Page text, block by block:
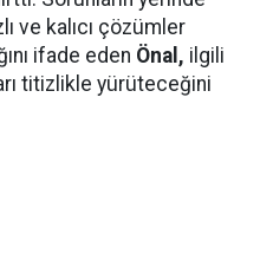
ve kalıcı çözümler
ifade eden Önal, ilgili
titizlikle yürüteceğini